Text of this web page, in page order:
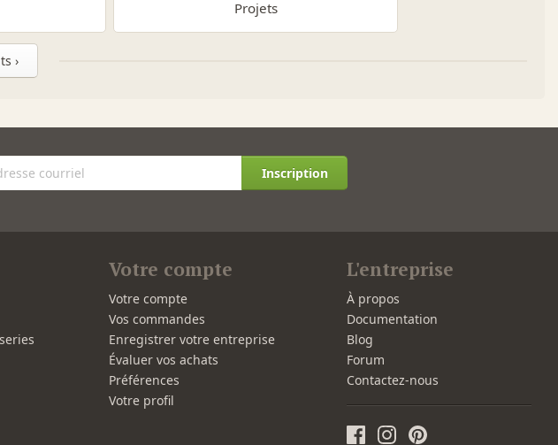
Projets
›
Inscription
Votre compte
Votre compte
Vos commandes
Enregistrer votre entreprise
Évaluer vos achats
Préférences
Votre profil
L'entreprise
À propos
Documentation
Blog
Forum
Contactez-nous